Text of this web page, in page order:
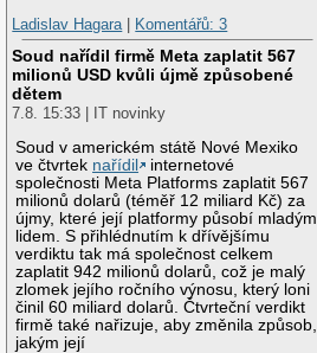
Ladislav Hagara| Komentářů: 3
Soud nařídil firmě Meta zaplatit 567
milionů USD kvůli újmě způsobené
dětem
7.8. 15:33 | IT novinky
Soud v americkém státě Nové Mexiko
ve čtvrtek nařídil
internetové
společnosti Meta Platforms zaplatit 567
milionů dolarů (téměř 12 miliard Kč) za
újmy, které její platformy působí mladým
lidem. S přihlédnutím k dřívějšímu
verdiktu tak má společnost celkem
zaplatit 942 milionů dolarů, což je malý
zlomek jejího ročního výnosu, který loni
činil 60 miliard dolarů. Čtvrteční verdikt
firmě také nařizuje, aby změnila způsob,
jakým její